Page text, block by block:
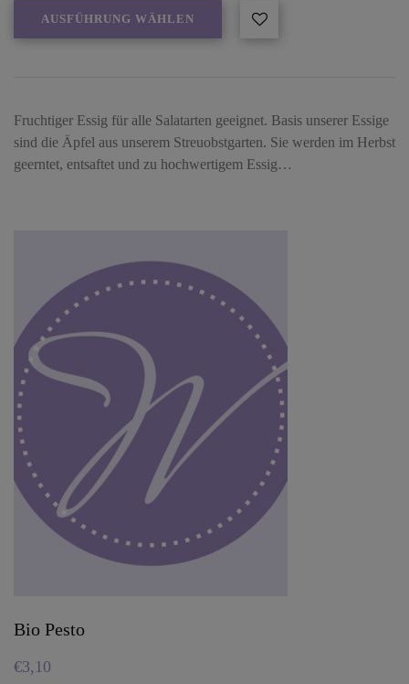
AUSFÜHRUNG WÄHLEN
Fruchtiger Essig für alle Salatarten geeignet. Basis unserer Essige
sind die Äpfel aus unserem Streuobstgarten. Sie werden im Herbst
geerntet, entsaftet und zu hochwertigem Essig…
Bio Pesto
€3,10